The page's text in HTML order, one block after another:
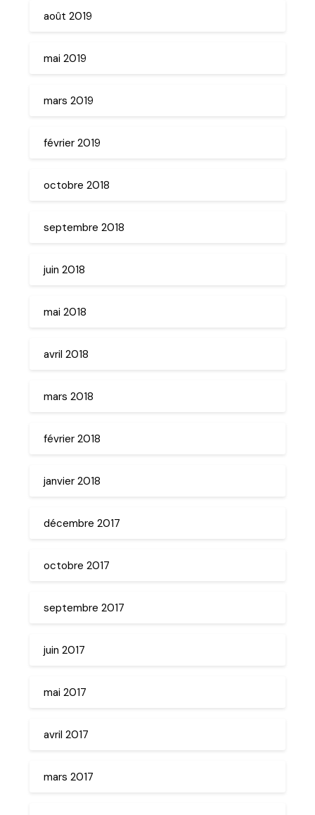
août 2019
mai 2019
mars 2019
février 2019
octobre 2018
septembre 2018
juin 2018
mai 2018
avril 2018
mars 2018
février 2018
janvier 2018
décembre 2017
octobre 2017
septembre 2017
juin 2017
mai 2017
avril 2017
mars 2017